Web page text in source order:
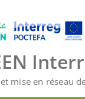
mise en réseau